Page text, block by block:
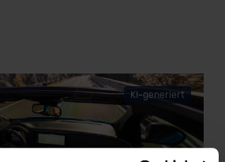
KI-generiert